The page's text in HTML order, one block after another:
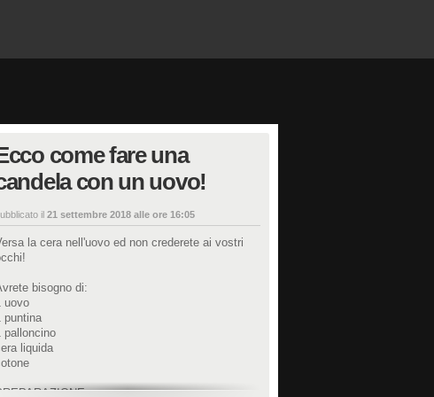
come fare una
con un uovo!
il 21 settembre 2018 alle ore 16:05
la cera nell'uovo ed non crederete ai vostri
bisogno di:
uovo
puntina
palloncino
liquida